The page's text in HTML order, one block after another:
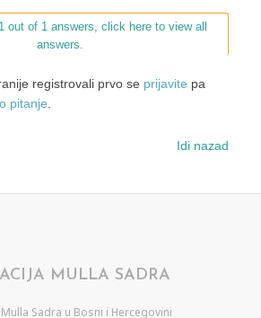
out of 1 answers, click here to view all
answers.
registrovali prvo se prijavite pa
pitanje.
Idi nazad
MULLA SADRA
Sadra u Bosni i Hercegovini